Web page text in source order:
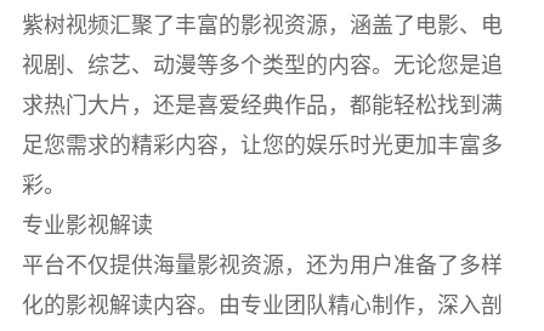
紫树视频汇聚了丰富的影视资源，涵盖了电影、电
视剧、综艺、动漫等多个类型的内容。无论您是追
求热门大片，还是喜爱经典作品，都能轻松找到满
足您需求的精彩内容，让您的娱乐时光更加丰富多
彩。
专业影视解读
平台不仅提供海量影视资源，还为用户准备了多样
化的影视解读内容。由专业团队精心制作，深入剖